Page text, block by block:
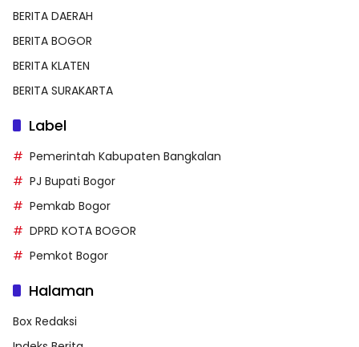
BERITA DAERAH
BERITA BOGOR
BERITA KLATEN
BERITA SURAKARTA
Label
Pemerintah Kabupaten Bangkalan
PJ Bupati Bogor
Pemkab Bogor
DPRD KOTA BOGOR
Pemkot Bogor
Halaman
Box Redaksi